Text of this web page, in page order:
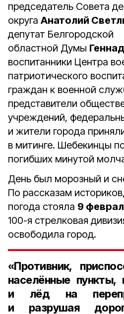
председатель Совета
округа Анатолий
депутат Белгородской
областной Думы
воспитанники Центра
патриотического
граждан к военной
представители
учреждений,
и жители города
в митинге. Шебекинцы
погибших минутой
День был морозный и
По рассказам
погода стояла 9
100-я стрелковая
освободила город.
«Противник,
населённые
и лёд на
и разрушая